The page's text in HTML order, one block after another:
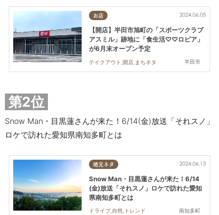
お店
半田市
2024.06.05
【開店】半田市旭町の「スポーツクラブ
アスミル」跡地に「食生活♡♡ロピア」
が6月末オープン予定
テイクアウト,開店,まちネタ
第2位
Snow Man・目黒蓮さんが来た！6/14(金)放送「それスノ」
ロケで訪れた愛知県南知多町とは
地元ネタ
南知多町
2024.06.13
Snow Man・目黒蓮さんが来た！6/14
(金)放送「それスノ」ロケで訪れた愛知
県南知多町とは
ドライブ,自然,トレンド